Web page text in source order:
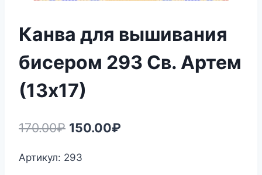
Канва для вышивания
бисером 293 Св. Артем
(13х17)
170.00₽ Первоначальная
составляла
150.00₽
Артикул: 293